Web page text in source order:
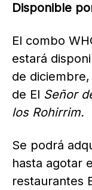
Disponible
El combo
estará
de
de El Señor
los Rohirrim.
Se podrá
hasta agotar
restaurantes